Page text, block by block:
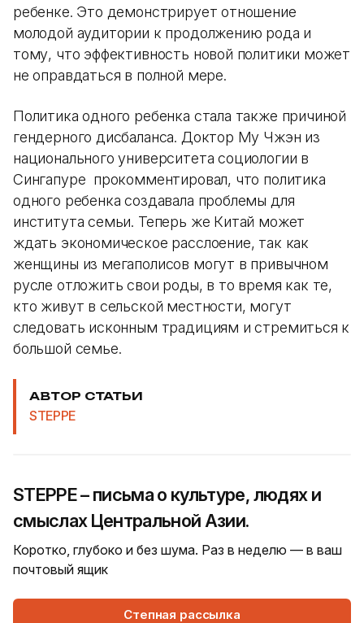
ребенке. Это демонстрирует отношение
молодой аудитории к продолжению рода и
тому, что эффективность новой политики может
не оправдаться в полной мере.
Политика одного ребенка стала также причиной
гендерного дисбаланса. Доктор Му Чжэн из
национального университета социологии в
Сингапуре прокомментировал, что политика
одного ребенка создавала проблемы для
института семьи. Теперь же Китай может
ждать экономическое расслоение, так как
женщины из мегаполисов могут в привычном
русле отложить свои роды, в то время как те,
кто живут в сельской местности, могут
следовать исконным традициям и стремиться к
большой семье.
АВТОР СТАТЬИ
STEPPE
STEPPE – письма о культуре, людях и
смыслах Центральной Азии.
Коротко, глубоко и без шума. Раз в неделю — в ваш
почтовый ящик
Степная рассылка